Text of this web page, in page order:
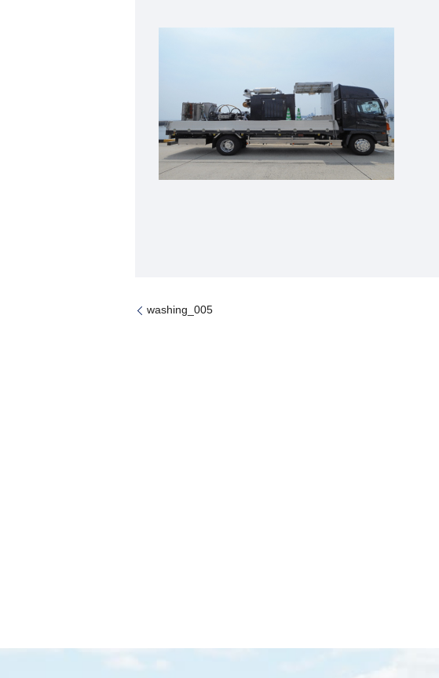
washing_005